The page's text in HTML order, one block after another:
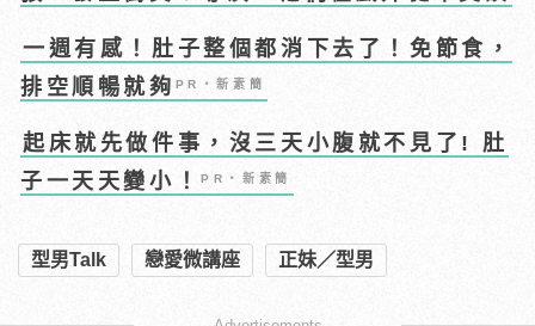
一週有感！肚子整個都消下去了！免節食，
排空順暢就夠 PR・新素簡
起床就先做件事，沒三天小腹就不見了! 肚
子一天天變小！PR・新素簡
型男Talk 戀愛微講座 正妹／型男